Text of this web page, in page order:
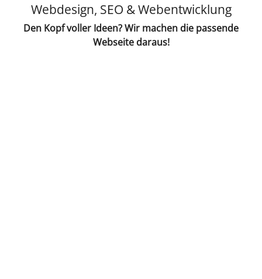
Webdesign, SEO & Webentwicklung
Den Kopf voller Ideen? Wir machen die passende
Webseite daraus!